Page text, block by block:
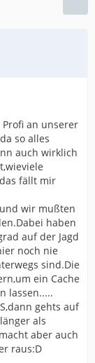
an unserer
so alles
auch wirklich
fällt mir
wir mußten
haben
auf der Jagd
noch nie
sind.Die
ein Cache
lassen.....
gehts auf
als
aber auch
raus:D